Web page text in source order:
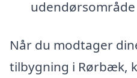
udendørsområde
Når du modtager
tilbygning i Rørbæk,